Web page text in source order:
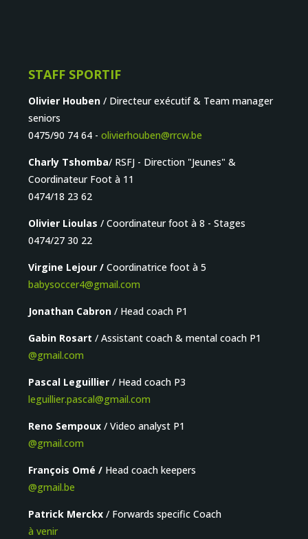
STAFF SPORTIF
Olivier Houben / Directeur exécutif & Team manager
seniors
0475/90 74 64 - olivierhouben@rrcw.be
Charly Tshomba/ RSFJ - Direction "Jeunes" &
Coordinateur Foot à 11
0474/18 23 62
Olivier Lioulas / Coordinateur foot à 8 - Stages
0474/27 30 22
Virgine Lejour / Coordinatrice foot à 5
babysoccer4@gmail.com
Jonathan Cabron / Head coach P1
Gabin Rosart / Assistant coach & mental coach P1
@gmail.com
Pascal Leguillier / Head coach P3
leguillier.pascal@gmail.com
Reno Sempoux / Video analyst P1
@gmail.com
François Omé / Head coach keepers
@gmail.be
Patrick Merckx / Forwards specific Coach
à venir